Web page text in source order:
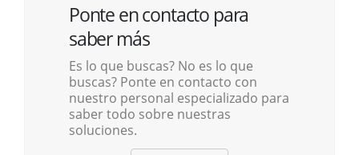
Ponte en contacto para
saber más
Es lo que buscas? No es lo que
buscas? Ponte en contacto con
nuestro personal especializado para
saber todo sobre nuestras
soluciones.